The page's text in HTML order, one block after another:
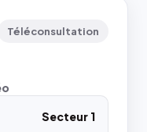
Téléconsultation
Secteur 1